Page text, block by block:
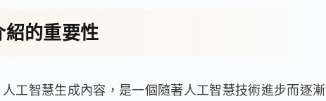
的重要性
智慧生成內容，是一個隨著人工智慧技術進步而逐